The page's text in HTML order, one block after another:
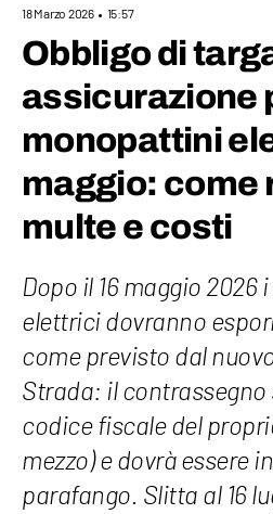
18 Marzo 2026 15:57
Obbligo di
assicurazione
monopattini
maggio: come
multe e costi
Dopo il 16 maggio
elettrici dovranno
come previsto dal
Strada: il contrassegno
codice fiscale del
mezzo) e dovrà essere
parafango. Slitta al 16